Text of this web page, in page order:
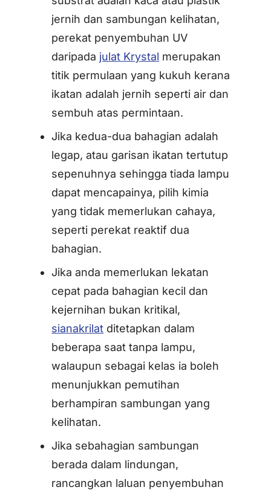
jernih dan sambungan kelihatan,
perekat penyembuhan UV
daripada julat Krystal merupakan
titik permulaan yang kukuh kerana
ikatan adalah jernih seperti air dan
sembuh atas permintaan.
Jika kedua-dua bahagian adalah
legap, atau garisan ikatan tertutup
sepenuhnya sehingga tiada lampu
dapat mencapainya, pilih kimia
yang tidak memerlukan cahaya,
seperti perekat reaktif dua
bahagian.
Jika anda memerlukan lekatan
cepat pada bahagian kecil dan
kejernihan bukan kritikal,
sianakrilat ditetapkan dalam
beberapa saat tanpa lampu,
walaupun sebagai kelas ia boleh
menunjukkan pemutihan
berhampiran sambungan yang
kelihatan.
Jika sebahagian sambungan
berada dalam lindungan,
rancangkan laluan penyembuhan